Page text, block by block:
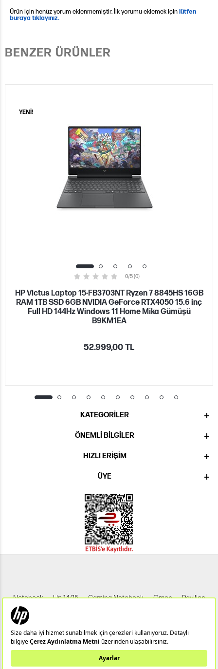
Ürün için henüz yorum eklenmemiştir. İlk yorumu eklemek içinlütfen
buraya tıklayınız.
BENZER ÜRÜNLER
YENİ!
0/5 (0)
HP Victus Laptop 15-FB3703NT Ryzen 7 8845HS 16GB
RAM 1TB SSD 6GB NVIDIA GeForce RTX4050 15.6 inç
Full HD 144Hz Windows 11 Home Mika Gümüşü
B9KM1EA
52.999,00 TL
KATEGORILER
ÖNEMLI BILGILER
HIZLI ERIŞIM
ÜYE
Notebook Hp 14/15 Gaming Notebook Omen Pavilion
Pavilion Gaming
X360 Aero ProDesk HP IPS Monitör HP LED Monitör